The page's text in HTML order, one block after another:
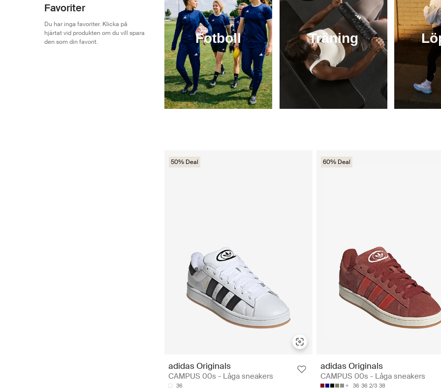
Favoriter
Du har inga favoriter. Klicka på
hjärtat vid produkten om du vill spara
den som din favorit.
50% Deal
adidas Originals
CAMPUS 00s - Låga sneakers
36
60% Deal
adidas Originals
CAMPUS 00s - Låga sneakers
36 36 2/3 38
Fotboll Träning